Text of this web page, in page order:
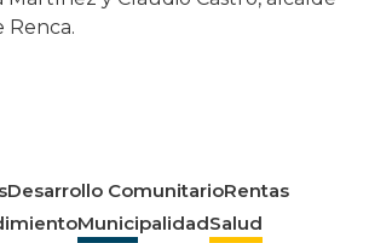
Renca.
Desarrollo ComunitarioRentas
MunicipalidadSalud